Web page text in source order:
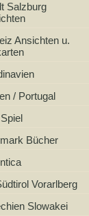
Salzburg
Ansichten u.
/ Portugal
Bücher
Vorarlberg
Slowakei